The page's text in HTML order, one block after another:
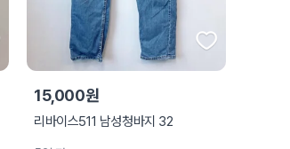
15,000원
리바이스511 남성청바지 32